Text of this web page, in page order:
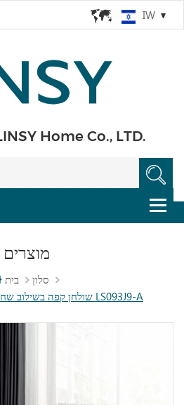
IW
Home Co., LTD.
מוצרים
בית
סלון
שולחן קפה בשילוב שחור ולבן בסגנון תעשייתי LS093J9-A